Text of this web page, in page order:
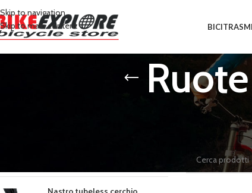
Skip to navigation
Skip to main content
BICI
Home/Prodotti
Non è stato